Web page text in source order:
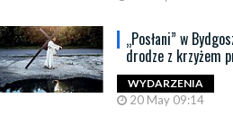
„Posłani” w
drodze z krzyżem
WYDARZENIA
20 May 09:14